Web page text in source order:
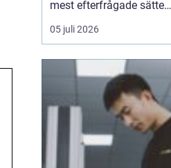
mest efterfrågade sätten
att isolera vindar, tak och
svåråtkomliga
bygger på att man blåser
in isolerande material
ofta cellulosa, tr&au...
05 juli 2026